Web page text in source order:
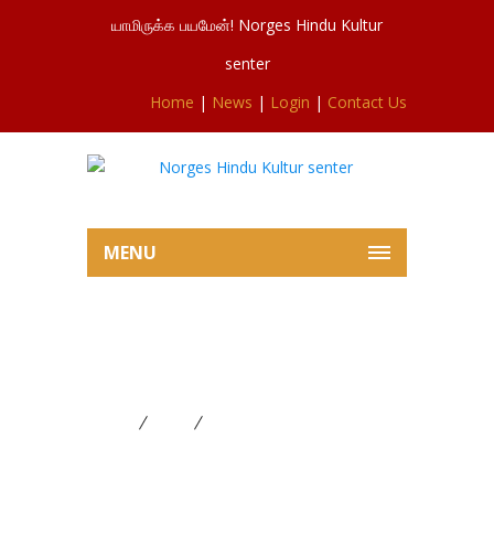
யாமிருக்க பயமேன்! Norges Hindu Kultur
senter
Home | News | Login | Contact Us
MENU